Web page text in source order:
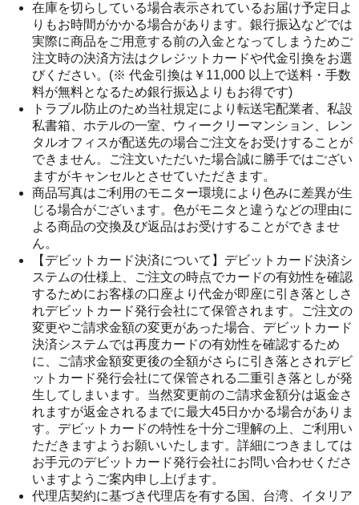
在庫を切らしている場合表示されているお届け予定日よ
りもお時間がかかる場合があります。銀行振込などでは
実際に商品をご用意する前の入金となってしまうためご
注文時の決済方法はクレジットカードや代金引換をお選
びください。(※ 代金引換は￥11,000 以上で送料・手数
料が無料となるため銀行振込よりもお得です)
トラブル防止のため当社規定により転送宅配業者、私設
私書箱、ホテルの一室、ウィークリーマンション、レン
タルオフィスが配送先の場合ご注文をお受けすることが
できません。ご注文いただいた場合誠に勝手ではござい
ますがキャンセルとさせていただきます。
商品写真はご利用のモニター環境により色みに差異が生
じる場合がございます。色がモニタと違うなどの理由に
よる商品の交換及び返品はお受けすることができませ
ん。
【デビットカード決済について】デビットカード決済シ
ステムの仕様上、ご注文の時点でカードの有効性を確認
するためにお客様の口座より代金が即座に引き落としさ
れデビットカード発行会社にて保管されます。ご注文の
変更やご請求金額の変更があった場合、デビットカード
決済システムでは再度カードの有効性を確認するため
に、ご請求金額変更後の全額がさらに引き落とされデビ
ットカード発行会社にて保管される二重引き落としが発
生してしまいます。当然変更前のご請求金額分は返金さ
れますが返金されるまでに最大45日かかる場合がありま
す。デビットカードの特性を十分ご理解の上、ご利用い
ただきますようお願いいたします。詳細につきましては
お手元のデビットカード発行会社にお問い合わせくださ
いますようご案内申し上げます。
代理店契約に基づき代理店を有する国、台湾、イタリア